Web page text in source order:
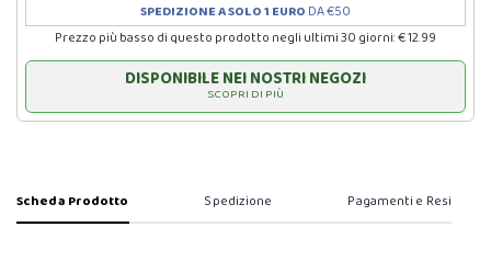
SPEDIZIONE A SOLO 1 EURO DA €50
Prezzo più basso di questo prodotto negli ultimi 30 giorni: € 12.99
DISPONIBILE NEI NOSTRI NEGOZI
SCOPRI DI PIÙ
Scheda Prodotto Spedizione Pagamenti e Resi